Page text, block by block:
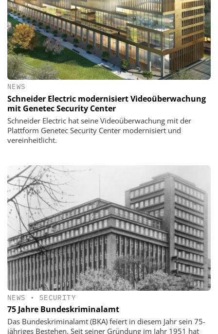
NEWS
Schneider Electric modernisiert Videoüberwachung
mit Genetec Security Center
Schneider Electric hat seine Videoüberwachung mit der
Plattform Genetec Security Center modernisiert und
vereinheitlicht.
NEWS • SECURITY
75 Jahre Bundeskriminalamt
Das Bundeskriminalamt (BKA) feiert in diesem Jahr sein 75-
jähriges Bestehen. Seit seiner Gründung im Jahr 1951 hat